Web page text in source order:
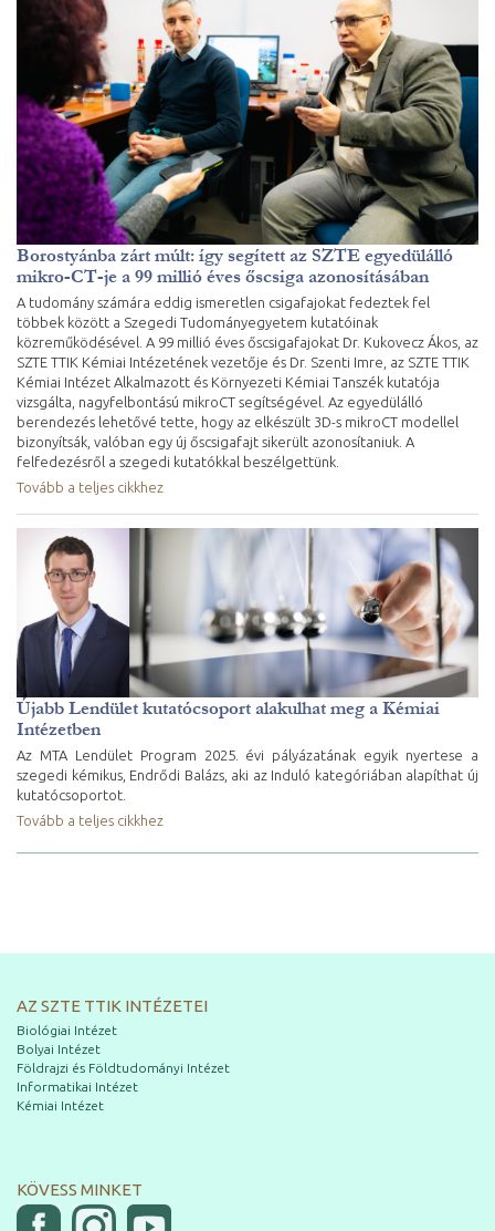
Borostyánba zárt múlt: így segített az SZTE egyedülálló
mikro-CT-je a 99 millió éves őscsiga azonosításában
A tudomány számára eddig ismeretlen csigafajokat fedeztek fel
többek között a Szegedi Tudományegyetem kutatóinak
közreműködésével. A 99 millió éves őscsigafajokat Dr. Kukovecz Ákos, az
SZTE TTIK Kémiai Intézetének vezetője és Dr. Szenti Imre, az SZTE TTIK
Kémiai Intézet Alkalmazott és Környezeti Kémiai Tanszék kutatója
vizsgálta, nagyfelbontású mikroCT segítségével. Az egyedülálló
berendezés lehetővé tette, hogy az elkészült 3D-s mikroCT modellel
bizonyítsák, valóban egy új őscsigafajt sikerült azonosítaniuk. A
felfedezésről a szegedi kutatókkal beszélgettünk.
Tovább a teljes cikkhez
Újabb Lendület kutatócsoport alakulhat meg a Kémiai
Intézetben
Az MTA Lendület Program 2025. évi pályázatának egyik nyertese a
szegedi kémikus, Endrődi Balázs, aki az Induló kategóriában alapíthat új
kutatócsoportot.
Tovább a teljes cikkhez
AZ SZTE TTIK INTÉZETEI
Biológiai Intézet
Bolyai Intézet
Földrajzi és Földtudományi Intézet
Informatikai Intézet
Kémiai Intézet
KÖVESS MINKET